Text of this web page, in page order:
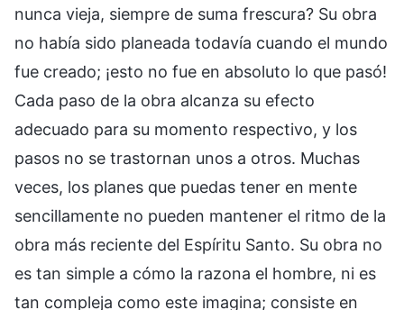
nunca vieja, siempre de suma frescura? Su obra
no había sido planeada todavía cuando el mundo
fue creado; ¡esto no fue en absoluto lo que pasó!
Cada paso de la obra alcanza su efecto
adecuado para su momento respectivo, y los
pasos no se trastornan unos a otros. Muchas
veces, los planes que puedas tener en mente
sencillamente no pueden mantener el ritmo de la
obra más reciente del Espíritu Santo. Su obra no
es tan simple a cómo la razona el hombre, ni es
tan compleja como este imagina; consiste en